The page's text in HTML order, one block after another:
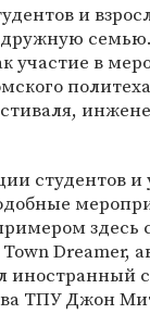
и
участие в
студентов и
здесь
Dreamer,
иностранный
ТПУ Джон